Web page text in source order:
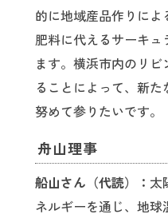
的に地域産品作りによ
肥料に代えるサーキ
ます。横浜市内のリ
ることによって、新
努めて参りたいです。
舟山理事
船山さん（代読）： 太
ネルギーを通じ、地